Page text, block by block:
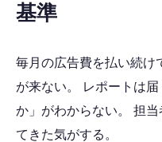
基準
毎月の広告費を払い続け
が来ない。 レポートは
か」がわからない。 担
てきた気がする。